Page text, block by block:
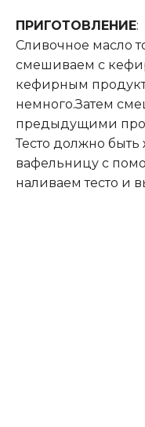
ПРИГОТОВЛЕНИЕ:
Сливочное масло
смешиваем с
кефирным
немного.Затем
предыдущими
Тесто должно
вафельницу с
наливаем тесто и